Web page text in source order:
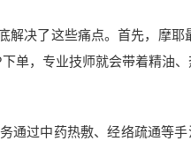
解决了这些痛点。首先，摩耶
单，专业技师就会带着精油、
通过中药热敷、经络疏通等